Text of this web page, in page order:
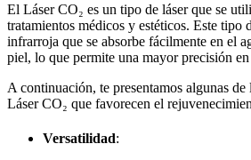
El Láser CO₂ es un tipo de láser que se
tratamientos médicos y estéticos. Este tipo
infrarroja que se absorbe fácilmente en el
piel, lo que permite una mayor precisión
A continuación, te presentamos algunas de
Láser CO₂ que favorecen el
Versatilidad: